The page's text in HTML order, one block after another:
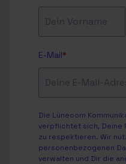
E-Mail*
Die Lünecom
verpflichtet sich, Deine
zu respektieren. Wir
personenbezogenen
verwalten und Dir die